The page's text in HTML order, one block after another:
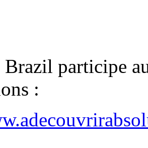
participe
: